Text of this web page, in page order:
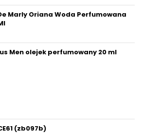
Marly Oriana Woda Perfumowana
Men olejek perfumowany 20 ml
(zb097b)